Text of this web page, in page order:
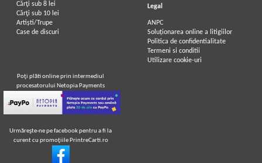
Francis Scott Fitzgerald - The great
Gatsby
Cărţi sub 8 lei
Cărţi sub 10 lei
Artiști/Trupe
Case de discuri
Legal
ANPC
Soluționarea online a litigiilor
Politica de confidentialitate
Termeni si conditii
Utilizare cookie-uri
Poţi plăti online prin intermediul
procesatorului Netopia Payments
Urmăreşte-ne pe facebook pentru a fi la
curent cu promoţiile PrintreCarti.ro